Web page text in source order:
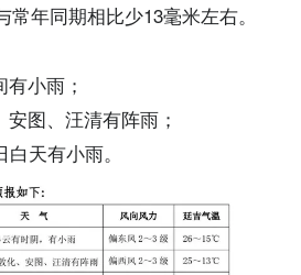
健 延边医保 延边医院
业
年同期相比少13毫米左右。
小雨；
图、汪清有阵雨；
天有小雨。